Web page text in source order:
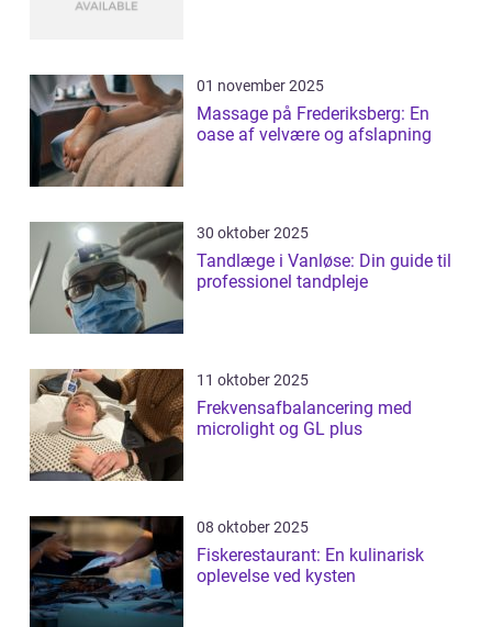
01 november 2025
Massage på Frederiksberg: En
oase af velvære og afslapning
30 oktober 2025
Tandlæge i Vanløse: Din guide til
professionel tandpleje
11 oktober 2025
Frekvensafbalancering med
microlight og GL plus
08 oktober 2025
Fiskerestaurant: En kulinarisk
oplevelse ved kysten